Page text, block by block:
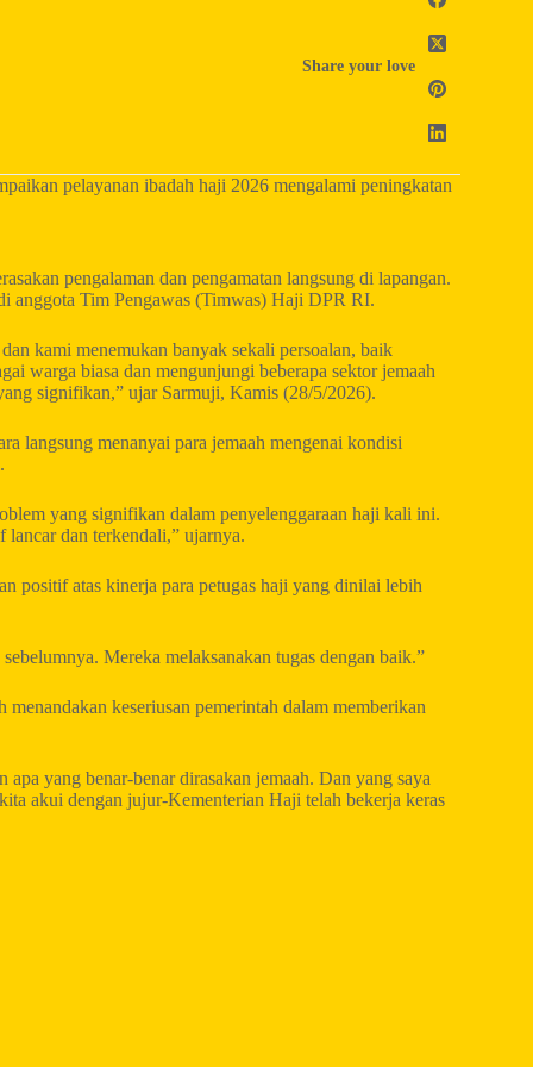
Share your love
pelayanan ibadah haji 2026 mengalami peningkatan
pengalaman dan pengamatan langsung di lapangan.
anggota Tim Pengawas (Timwas) Haji DPR RI.
kami menemukan banyak sekali persoalan, baik
warga biasa dan mengunjungi beberapa sektor jemaah
signifikan,” ujar Sarmuji, Kamis (28/5/2026).
langsung menanyai para jemaah mengenai kondisi
yang signifikan dalam penyelenggaraan haji kali ini.
dan terkendali,” ujarnya.
positif atas kinerja para petugas haji yang dinilai lebih
Mereka melaksanakan tugas dengan baik.”
keseriusan pemerintah dalam memberikan
apa yang benar-benar dirasakan jemaah. Dan yang saya
akui dengan jujur-Kementerian Haji telah bekerja keras